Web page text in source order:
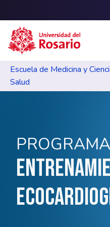
Escuela de Medicina y
Salud